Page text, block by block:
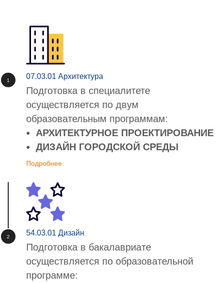
07.03.01 Архитектура
Подготовка в специалитете
осуществляется по двум
образовательным программам:
АРХИТЕКТУРНОЕ ПРОЕКТИРОВАНИЕ
ДИЗАЙН ГОРОДСКОЙ СРЕДЫ
Подробнее
54.03.01 Дизайн
Подготовка в бакалавриате
осуществляется по образовательной
программе: